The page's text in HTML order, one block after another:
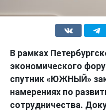
В рамках
экономического
спутник «ЮЖНЫЙ»
намерениях по
сотрудничества.